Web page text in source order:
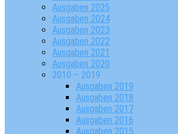
Ausgaben 2025
Ausgaben 2024
Ausgaben 2023
Ausgaben 2022
Ausgaben 2021
Ausgaben 2020
2010 – 2019
Ausgaben 2019
Ausgaben 2018
Ausgaben 2017
Ausgaben 2016
Ausgaben 2015